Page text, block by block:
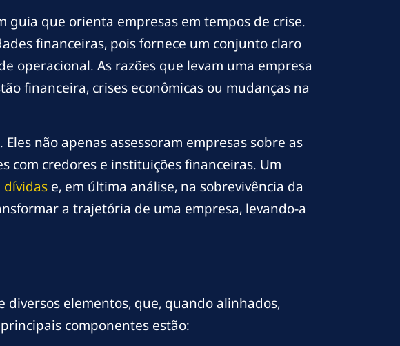
que orienta empresas em tempos de crise.
financeiras, pois fornece um conjunto claro
operacional. As razões que levam uma empresa
financeira, crises econômicas ou mudanças na
não apenas assessoram empresas sobre as
com credores e instituições financeiras. Um
dívidas e, em última análise, na sobrevivência da
a trajetória de uma empresa, levando-a
elementos, que, quando alinhados,
componentes estão: